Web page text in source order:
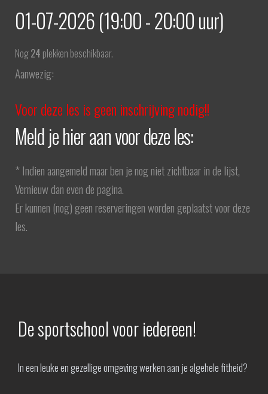
01-07-2026 (19:00 - 20:00 uur)
Nog24 plekken beschikbaar.
Aanwezig:
Voor deze les is geen inschrijving nodig!!
Meld je hier aan voor deze les:
* Indien aangemeld maar ben je nog niet zichtbaar in de lijst,
Vernieuw dan even de pagina.
Er kunnen (nog) geen reserveringen worden geplaatst voor deze
les.
De sportschool voor iedereen!
In een leuke en gezellige omgeving werken aan je algehele fitheid?